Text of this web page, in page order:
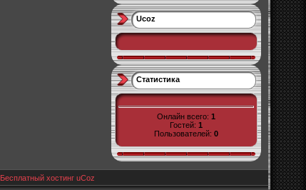
Ucoz
Статистика
Онлайн всего: 1
Гостей: 1
Пользователей: 0
Бесплатный хостинг uCoz